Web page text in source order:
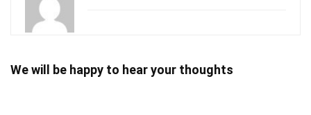
We will be happy to hear your thoughts